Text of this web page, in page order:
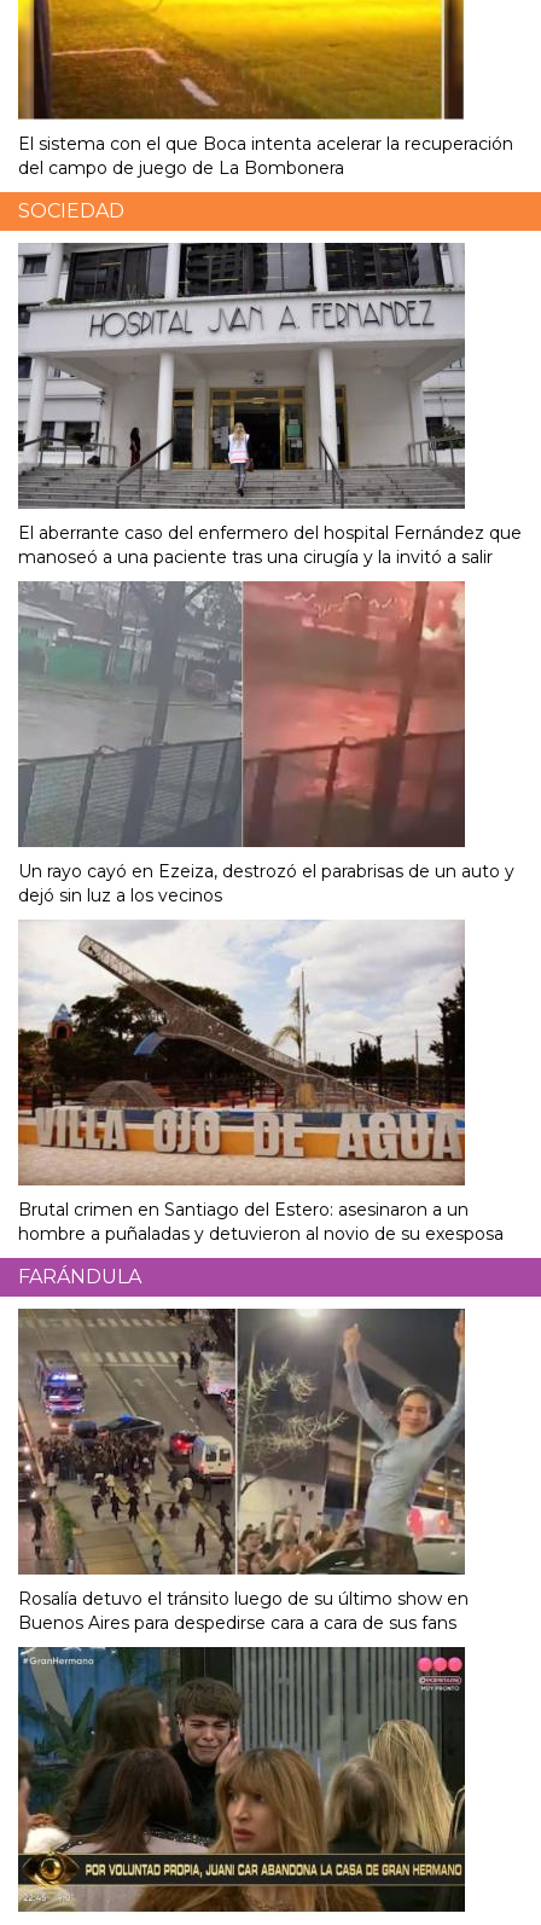
El sistema con el que Boca intenta acelerar la recuperación
del campo de juego de La Bombonera
SOCIEDAD
El aberrante caso del enfermero del hospital Fernández que
manoseó a una paciente tras una cirugía y la invitó a salir
Un rayo cayó en Ezeiza, destrozó el parabrisas de un auto y
dejó sin luz a los vecinos
Brutal crimen en Santiago del Estero: asesinaron a un
hombre a puñaladas y detuvieron al novio de su exesposa
FARÁNDULA
Rosalía detuvo el tránsito luego de su último show en
Buenos Aires para despedirse cara a cara de sus fans